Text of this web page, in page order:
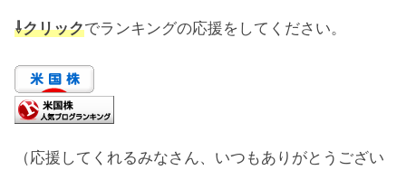
⇩クリックでランキングの応援をしてください。
（応援してくれるみなさん、いつもありがとうござい